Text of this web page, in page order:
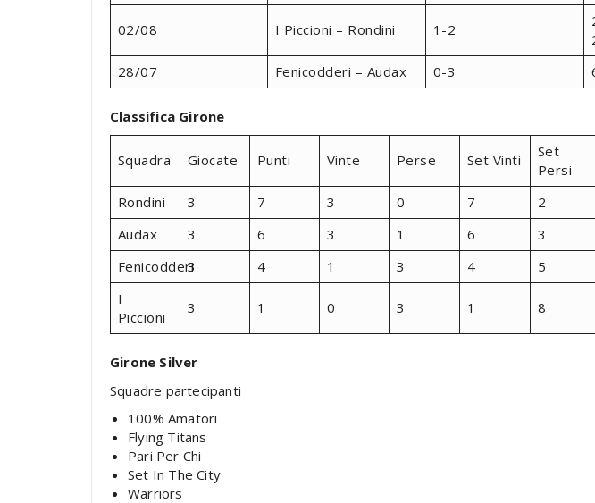
02/08 I Piccioni – Rondini 1-2
28/07
Fenicodderi – Audax 0-3
Classifica Girone
Squadra Giocate Punti Vinte Perse Set Vinti
Set
Persi
Rondini
3 7 3 0 7 2
Audax
3 6 3 1 6 3
Fenicodderi
3 4 1 3 4 5
I
Piccioni
3 1 0 3 1 8
Girone Silver
Squadre partecipanti
100% Amatori
Flying Titans
Pari Per Chi
Set In The City
Warriors